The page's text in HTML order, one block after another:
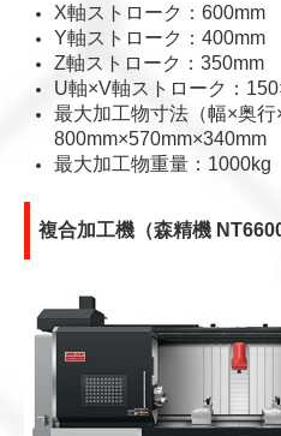
X軸ストローク： 600mm
Y軸ストローク： 400mm
Z軸ストローク： 350mm
U軸×V軸ストローク：
最大加工物寸法（幅×奥行
800mm×570mm×340mm
最大加工物重量：1000kg
複合加工機（森精機